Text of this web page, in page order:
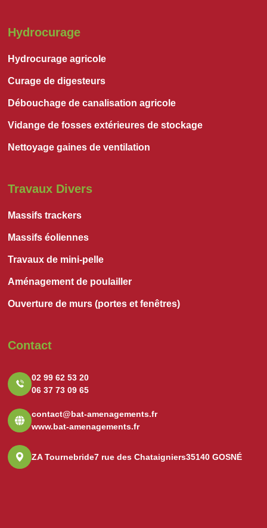
Hydrocurage
Hydrocurage agricole
Curage de digesteurs
Débouchage de canalisation agricole
Vidange de fosses extérieures de stockage
Nettoyage gaines de ventilation
Travaux Divers
Massifs trackers
Massifs éoliennes
Travaux de mini-pelle
Aménagement de poulailler
Ouverture de murs (portes et fenêtres)
Contact
02 99 62 53 20
06 37 73 09 65
contact@bat-amenagements.fr
www.bat-amenagements.fr
ZA Tournebride7 rue des Chataigniers35140 GOSNÉ